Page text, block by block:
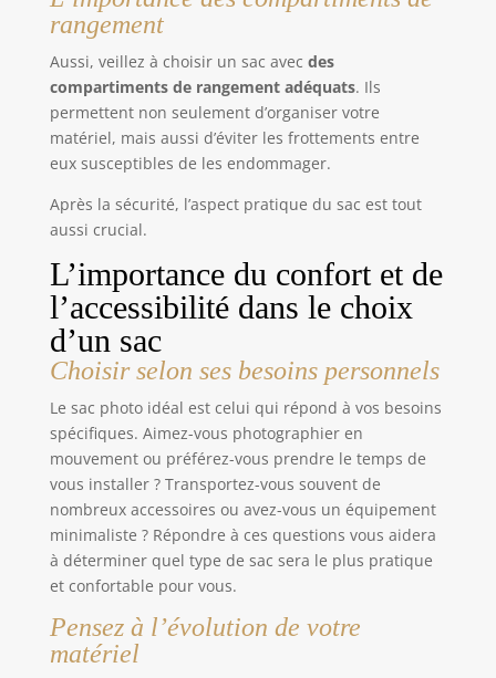
rangement
Aussi, veillez à choisir un sac avec des
compartiments de rangement adéquats. Ils
permettent non seulement d’organiser votre
matériel, mais aussi d’éviter les frottements entre
eux susceptibles de les endommager.
Après la sécurité, l’aspect pratique du sac est tout
aussi crucial.
L’importance du confort et de
l’accessibilité dans le choix
d’un sac
Choisir selon ses besoins personnels
Le sac photo idéal est celui qui répond à vos besoins
spécifiques. Aimez-vous photographier en
mouvement ou préférez-vous prendre le temps de
vous installer ? Transportez-vous souvent de
nombreux accessoires ou avez-vous un équipement
minimaliste ? Répondre à ces questions vous aidera
à déterminer quel type de sac sera le plus pratique
et confortable pour vous.
Pensez à l’évolution de votre
matériel